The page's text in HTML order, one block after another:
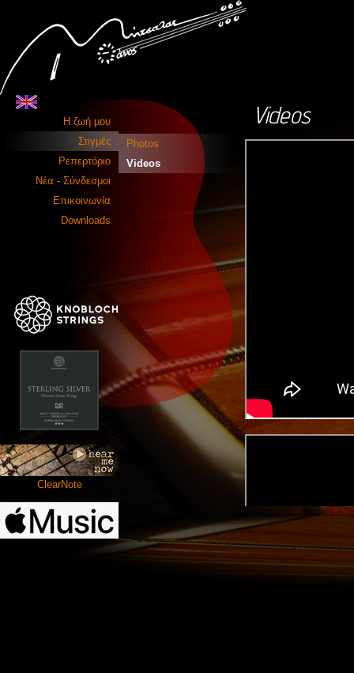
Η ζωή μου
Στιγμές
Ρεπερτόριο
Νέα - Σύνδεσμοι
Επικοινωνία
Downloads
ClearNote
Photos
Videos
Videos